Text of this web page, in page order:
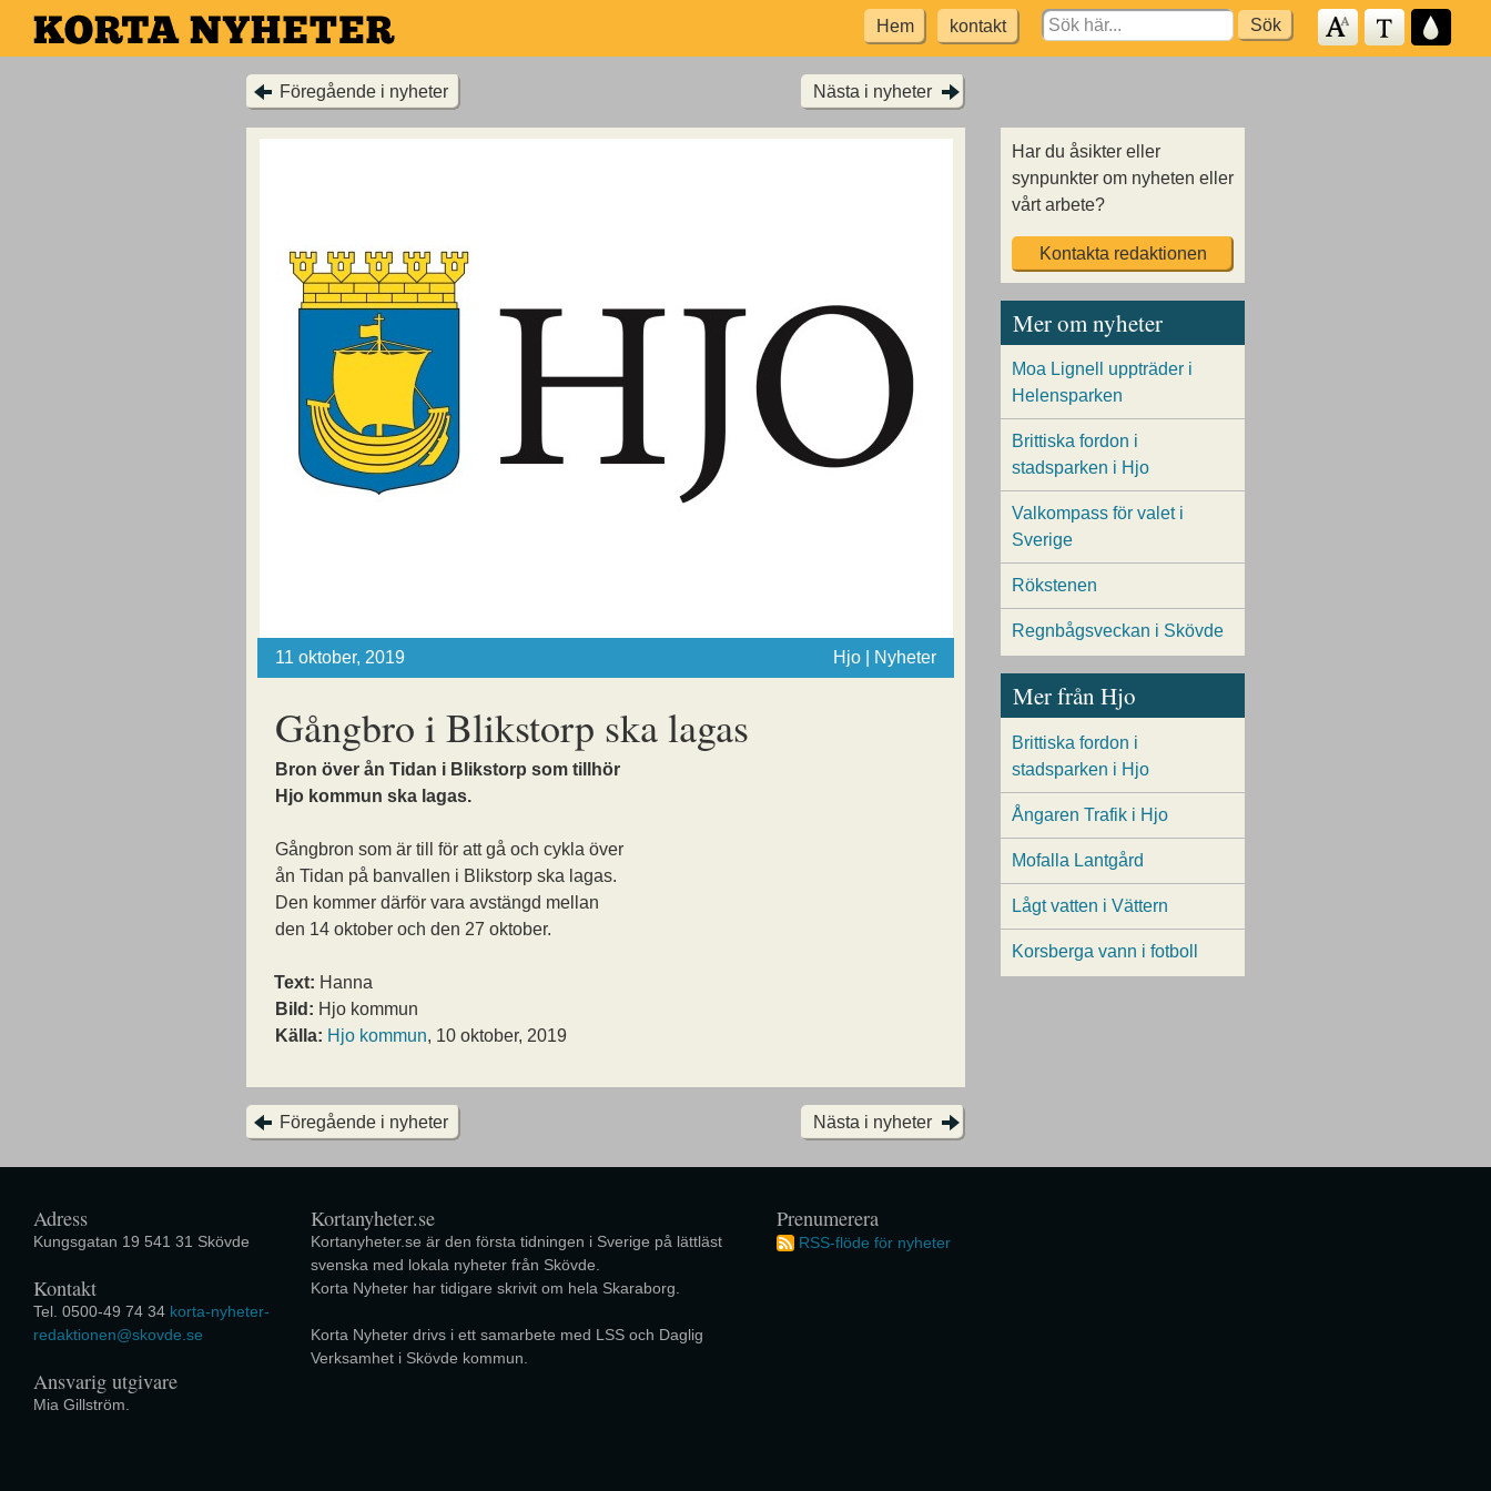
Hoppa
till
Hem kontakt
Search
for:
Föregående i nyheter Nästa i nyheter
11 oktober, 2019 Hjo | Nyheter
Gångbro i Blikstorp ska lagas
Bron över ån Tidan i Blikstorp som tillhör
Hjo kommun ska lagas.
Gångbron som är till för att gå och cykla över
ån Tidan på banvallen i Blikstorp ska lagas.
Den kommer därför vara avstängd mellan
den 14 oktober och den 27 oktober.
Text: Hanna
Bild: Hjo kommun
Källa: Hjo kommun, 10 oktober, 2019
Föregående i nyheter Nästa i nyheter
Har du åsikter eller
synpunkter om nyheten eller
vårt arbete?
Kontakta redaktionen
Mer om nyheter
Moa Lignell uppträder i
Helensparken
Brittiska fordon i
stadsparken i Hjo
Valkompass för valet i
Sverige
Rökstenen
Regnbågsveckan i Skövde
Mer från Hjo
Brittiska fordon i
stadsparken i Hjo
Ångaren Trafik i Hjo
Mofalla Lantgård
Lågt vatten i Vättern
Korsberga vann i fotboll
Adress
Kungsgatan 19 541 31 Skövde
Kontakt
Tel. 0500-49 74 34 korta-nyheter-
redaktionen@skovde.se
Ansvarig utgivare
Mia Gillström.
Kortanyheter.se
Kortanyheter.se är den första tidningen i Sverige på lättläst
svenska med lokala nyheter från Skövde.
Korta Nyheter har tidigare skrivit om hela Skaraborg.
Korta Nyheter drivs i ett samarbete med LSS och Daglig
Verksamhet i Skövde kommun.
Prenumerera
RSS-flöde för nyheter